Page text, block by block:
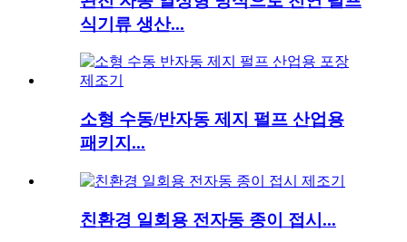
식기류 생산...
소형 수동/반자동 제지 펄프 산업용
패키지...
친환경 일회용 전자동 종이 접시...